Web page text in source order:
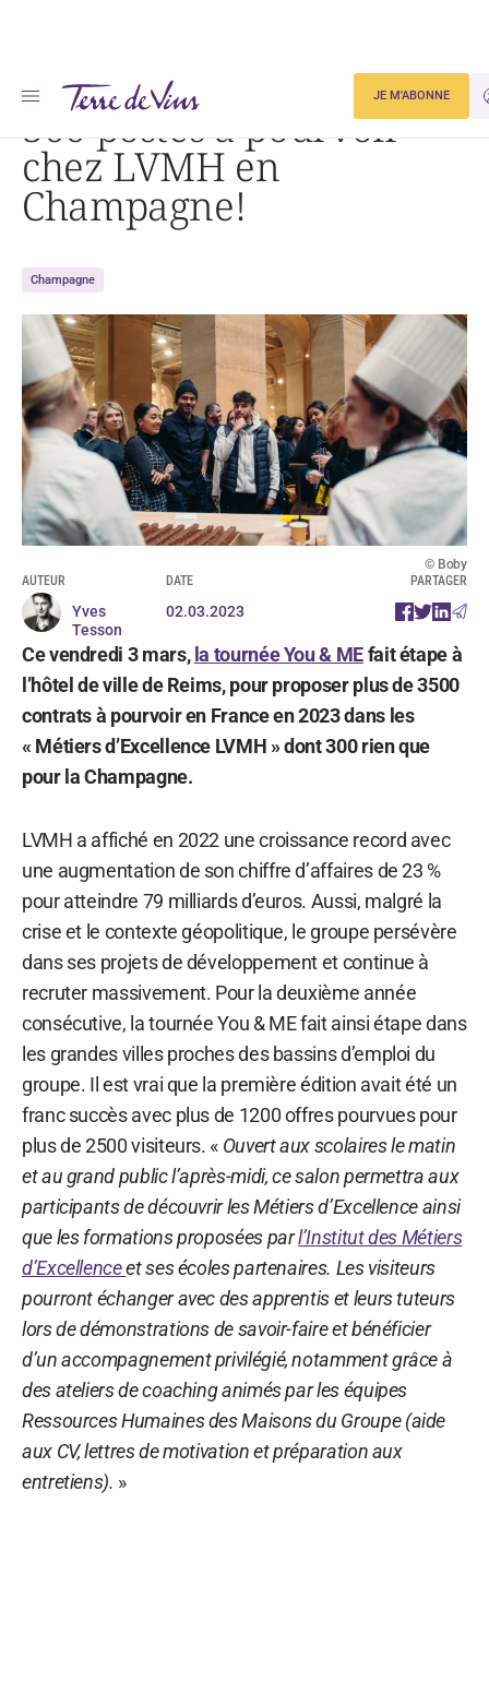
JE M'ABONNE
Accueil 300 postes à pourvoir chez LVMH en Champagne!
300 postes à pourvoir
chez LVMH en
Champagne!
Champagne
© Boby
AUTEUR
Yves
Tesson
DATE
02.03.2023
PARTAGER
Ce vendredi 3 mars, la tournée You & MEfait étape à
l’hôtel de ville de Reims, pour proposer plus de 3500
contrats à pourvoir en France en 2023 dans les
« Métiers d’Excellence LVMH » dont 300 rien que
pour la Champagne.
LVMH a affiché en 2022 une croissance record avec
une augmentation de son chiffre d’affaires de 23 %
pour atteindre 79 milliards d’euros. Aussi, malgré la
crise et le contexte géopolitique, le groupe persévère
dans ses projets de développement et continue à
recruter massivement. Pour la deuxième année
consécutive, la tournée You & ME fait ainsi étape dans
les grandes villes proches des bassins d’emploi du
groupe. Il est vrai que la première édition avait été un
franc succès avec plus de 1200 offres pourvues pour
plus de 2500 visiteurs. « Ouvert aux scolaires le matin
et au grand public l’après-midi, ce salon permettra aux
participants de découvrir les Métiers d’Excellence ainsi
que les formations proposées parl’Institut des Métiers
d’Excellenceet ses écoles partenaires. Les visiteurs
pourront échanger avec des apprentis et leurs tuteurs
lors de démonstrations de savoir-faire et bénéficier
d’un accompagnement privilégié, notamment grâce à
des ateliers de coaching animés par les équipes
Ressources Humaines des Maisons du Groupe (aide
aux CV, lettres de motivation et préparation aux
entretiens). »